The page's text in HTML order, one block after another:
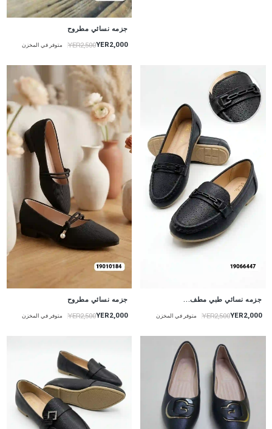
جزمه نسائي مطروح
YER2,000
YER2,500 متوفر في المخزن
جزمه نسائي طبي مطف...
YER2,000
YER2,500 متوفر في المخزن
جزمه نسائي مطروح
YER2,000
YER2,500 متوفر في المخزن